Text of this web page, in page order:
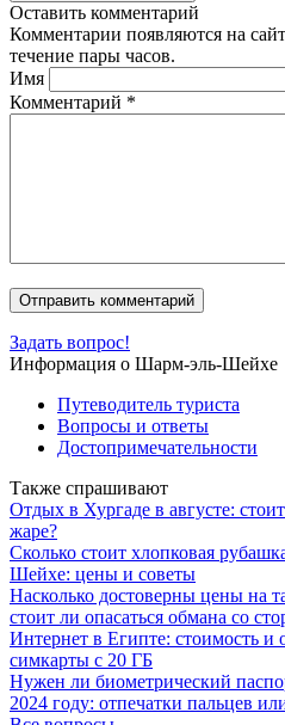
Оставить комментарий
Комментарии появляются на
течение пары часов.
Имя
Комментарий *
Задать вопрос!
Информация о Шарм-эль-Шейхе
Путеводитель туриста
Вопросы и ответы
Достопримечательности
Также спрашивают
Отдых в Хургаде в августе:
жаре?
Сколько стоит хлопковая
Шейхе: цены и советы
Насколько достоверны цены на
стоит ли опасаться обмана со
Интернет в Египте: стоимость и
симкарты с 20 ГБ
Нужен ли биометрический
2024 году: отпечатки пальцев